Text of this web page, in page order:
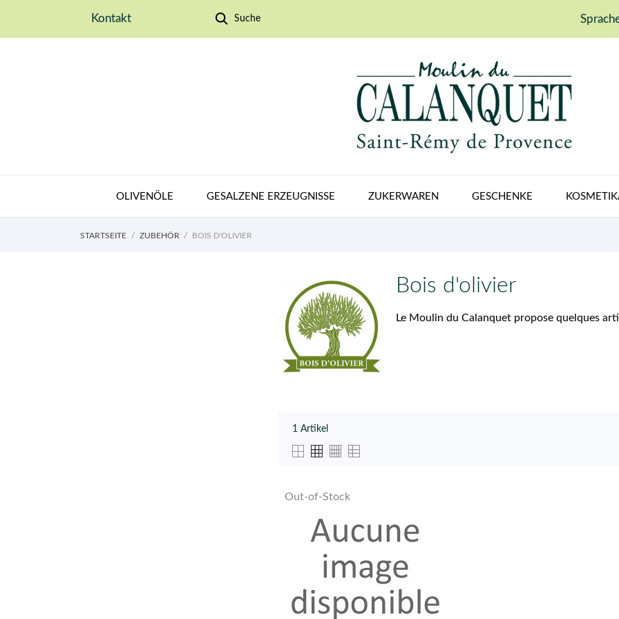
Kontakt Suche
OLIVENÖLE GESALZENE ERZEUGNISSE ZUKERWAREN GESCHENKE
STARTSEITE ZUBEHÖR BOIS D'OLIVIER
Bois d'olivier
Le Moulin du Calanquet propose quelques
1 Artikel
Out-of-Stock